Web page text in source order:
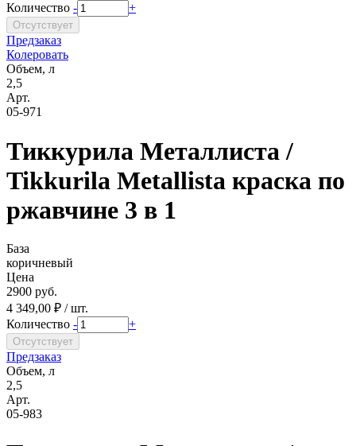
Количество - +
Предзаказ
Колеровать
Объем, л
2,5
Арт.
05-971
Тиккурила Металлиста /
Tikkurila Metallista краска по
ржавчине 3 в 1
База
коричневый
Цена
2900 руб.
4 349,00 ₽ / шт.
Количество - +
Предзаказ
Объем, л
2,5
Арт.
05-983